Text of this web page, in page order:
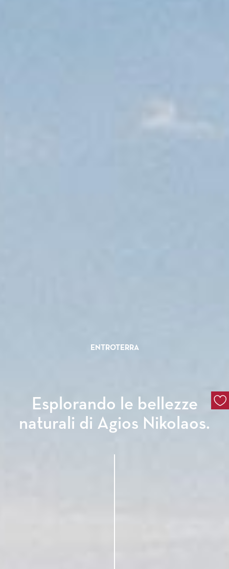
ENTROTERRA
Esplorando le bellezze
naturali di Agios Nikolaos.